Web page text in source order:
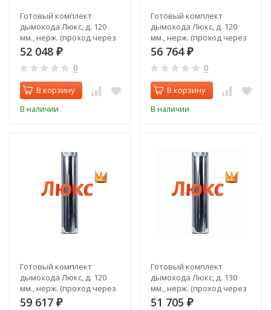
Готовый комплект
дымохода Люкс, д. 120
мм., нерж. (проход через
крышу, задний выход)
52 048 ₽
0
В корзину
В наличии
Готовый комплект
дымохода Люкс, д. 120
мм., нерж. (проход через
стену, верхний выход)
56 764 ₽
0
В корзину
В наличии
Готовый комплект
дымохода Люкс, д. 120
мм., нерж. (проход через
стену, задний выход)
59 617 ₽
Готовый комплект
дымохода Люкс, д. 130
мм., нерж. (проход через
крышу, верхний выход)
51 705 ₽